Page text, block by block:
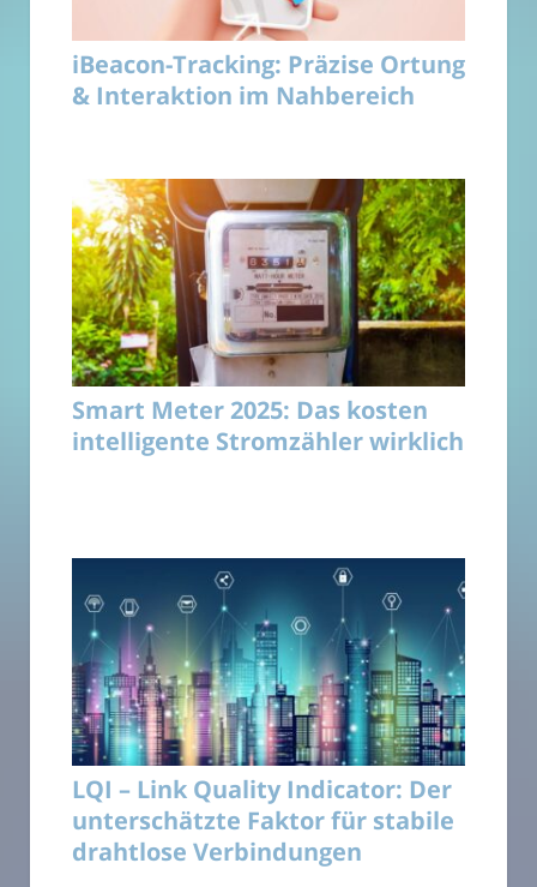
iBeacon-Tracking: Präzise Ortung
& Interaktion im Nahbereich
Smart Meter 2025: Das kosten
intelligente Stromzähler wirklich
LQI – Link Quality Indicator: Der
unterschätzte Faktor für stabile
drahtlose Verbindungen